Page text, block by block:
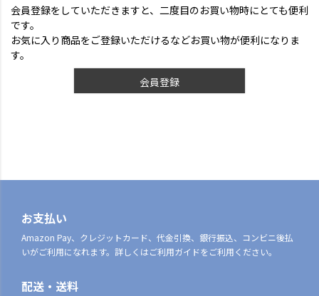
会員登録をしていただきますと、二度目のお買い物時にとても便利
です。
お気に入り商品をご登録いただけるなどお買い物が便利になりま
す。
会員登録
お支払い
Amazon Pay、クレジットカード、代金引換、銀行振込、コンビニ後払
いがご利用になれます。詳しくはご利用ガイドをご利用ください。
配送・送料